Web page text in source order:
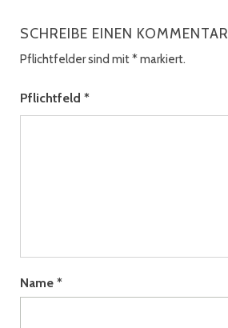
SCHREIBE EINEN KOMMENTAR
Pflichtfelder sind mit*markiert.
Pflichtfeld *
Name *